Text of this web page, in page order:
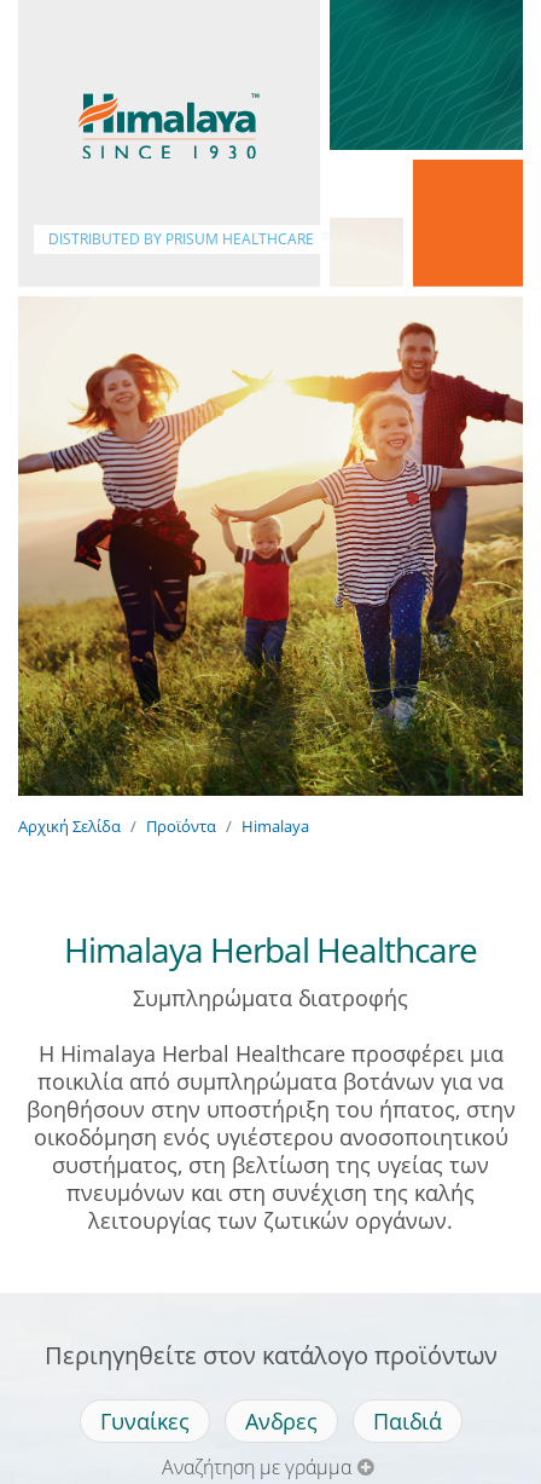
DISTRIBUTED BY PRISUM HEALTHCARE
Αρχική Σελίδα Προϊόντα Himalaya
Himalaya Herbal Healthcare
Συμπληρώματα διατροφής
Η Himalaya Herbal Healthcare προσφέρει μια
ποικιλία από συμπληρώματα βοτάνων για να
βοηθήσουν στην υποστήριξη του ήπατος, στην
οικοδόμηση ενός υγιέστερου ανοσοποιητικού
συστήματος, στη βελτίωση της υγείας των
πνευμόνων και στη συνέχιση της καλής
λειτουργίας των ζωτικών οργάνων.
Περιηγηθείτε στον κατάλογο προϊόντων
Γυναίκες Ανδρες Παιδιά
Αναζήτηση με γράμμα